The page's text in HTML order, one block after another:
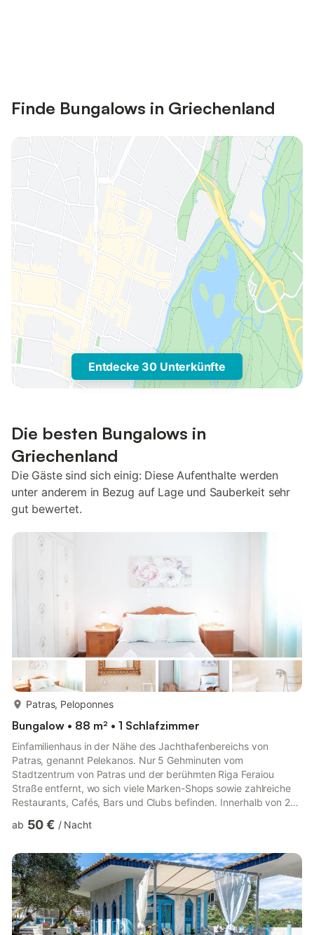
Finde Bungalows in Griechenland
Entdecke 30 Unterkünfte
Die besten Bungalows in
Griechenland
Die Gäste sind sich einig: Diese Aufenthalte werden
unter anderem in Bezug auf Lage und Sauberkeit sehr
gut bewertet.
Patras, Peloponnes
Bungalow • 88 m² • 1 Schlafzimmer
Einfamilienhaus in der Nähe des Jachthafenbereichs von
Patras, genannt Pelekanos. Nur 5 Gehminuten vom
Stadtzentrum von Patras und der berühmten Riga Feraiou
Straße entfernt, wo sich viele Marken-Shops sowie zahlreiche
Restaurants, Cafés, Bars und Clubs befinden. Innerhalb von 2
privaten Booten, Spazier-/Joggingwege, ein Freilufttheater, wo
Tavernen, Cafés direkt am Meer. 2020 neu renoviert und
komplett möbliert, mit allen Geräten. Ein schöner, ruhiger Garten
mit Aussicht lädt zum Kaf...
ab 50 € / Nacht